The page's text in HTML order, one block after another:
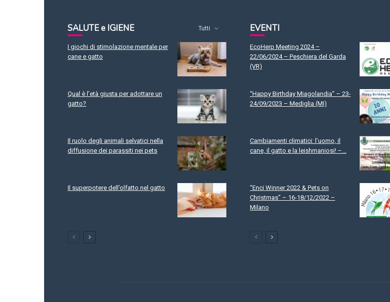
SALUTE e IGIENE Tutti
I giochi di stimolazione mentale per
cane e gatto
Qual è l’età giusta per adottare un
gatto?
Il ruolo degli animali selvatici nella
diffusione dei parassiti nei pets
Il superpotere dell’olfatto nel gatto
EVENTI
EcoHerp Meeting 2024 –
22/06/2024 – Peschiera del Garda
(VR)
“Happy Birthday Miagolandia” – 23-
24/09/2023 – Mediglia (MI)
Cambiamenti climatici: l’uomo, il
cane, il gatto e la leishmaniosi! –...
“Enci Winner 2022 & Pets on
Christmas” – 16-18/12/2022 –
Milano